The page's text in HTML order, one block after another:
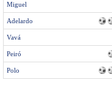
Miguel
Adelardo
Vavá
Peiró
Polo